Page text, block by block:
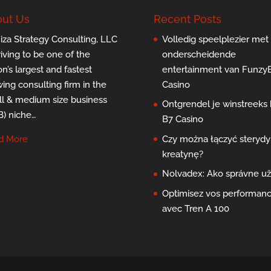
Us
Strategy Consulting, LLC
to be one of the
largest and fastest
consulting firm in the
& medium size business
niche…
More
Recent Posts
Volledig speelplezier met
onderscheidende
entertainment van
Casino
Ontgrendel je winstreeks
B7 Casino
Czy można łączyć
kreatynę?
Nolvadex: Ako správne
Optimisez vos
avec Tren A 100